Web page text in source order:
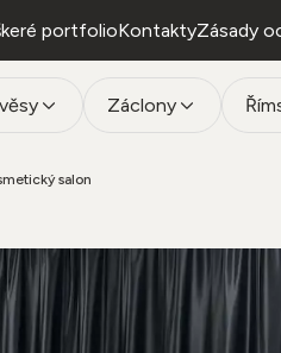
portfolioKontaktyZásady
Záclony
salon